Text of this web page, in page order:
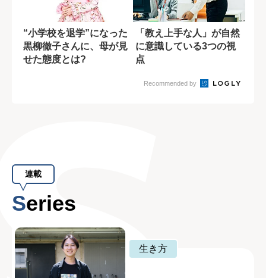
“小学校を退学”になった
黒柳徹子さんに、母が見
せた態度とは?
「教え上手な人」が自然
に意識している3つの視
点
Recommended by
連載
Series
生き方